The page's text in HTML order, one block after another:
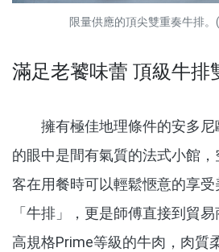
限量供應的頂尖雙重奏牛排
滿足老饕味蕾 頂級牛排
擁有極佳地理條件的安多尼
的眼中是間有氣質的法式小館
客在用餐時可以輕鬆愜意的享
「牛排」，更是師傅直接到貿
高規格Prime等級的牛肉，肉質